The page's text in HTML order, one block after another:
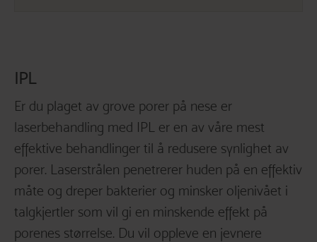
Dette gjør at porene vokser seg større.
Genetikk.Størrelse på porene er arvelig betinget, så
dersom foreldrene dine har store porer, er
sannsynligheten større for at du også får store porer.
IPL
Er du plaget av grove porer på nese er
laserbehandling med IPL er en av våre mest
effektive behandlinger til å redusere synlighet av
porer. Laserstrålen penetrerer huden på en effektiv
måte og dreper bakterier og minsker oljenivået i
talgkjertler som vil gi en minskende effekt på
porenes størrelse. Du vil oppleve en jevnere